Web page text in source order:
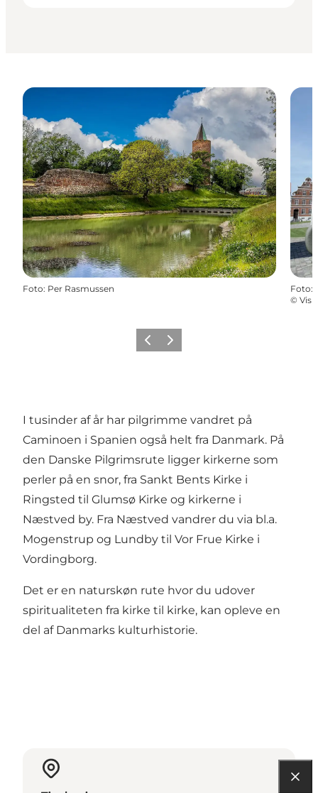
Foto: Per Rasmussen Foto:
©
ForrigeNæste
I tusinder af år har pilgrimme vandret på
Caminoen i Spanien også helt fra Danmark. På
den Danske Pilgrimsrute ligger kirkerne som
perler på en snor, fra Sankt Bents Kirke i
Ringsted til Glumsø Kirke og kirkerne i
Næstved by. Fra Næstved vandrer du via bl.a.
Mogenstrup og Lundby til Vor Frue Kirke i
Vordingborg.
Det er en naturskøn rute hvor du udover
spiritualiteten fra kirke til kirke, kan opleve en
del af Danmarks kulturhistorie.